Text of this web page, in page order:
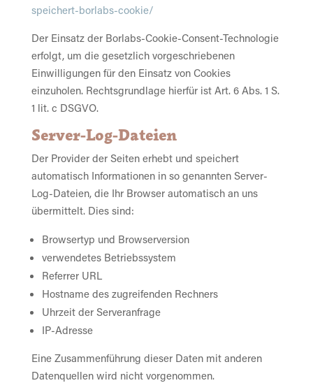
speichert-borlabs-cookie/
Der Einsatz der Borlabs-Cookie-Consent-Technologie
erfolgt, um die gesetzlich vorgeschriebenen
Einwilligungen für den Einsatz von Cookies
einzuholen. Rechtsgrundlage hierfür ist Art. 6 Abs. 1 S.
1 lit. c DSGVO.
Server-Log-Dateien
Der Provider der Seiten erhebt und speichert
automatisch Informationen in so genannten Server-
Log-Dateien, die Ihr Browser automatisch an uns
übermittelt. Dies sind:
Browsertyp und Browserversion
verwendetes Betriebssystem
Referrer URL
Hostname des zugreifenden Rechners
Uhrzeit der Serveranfrage
IP-Adresse
Eine Zusammenführung dieser Daten mit anderen
Datenquellen wird nicht vorgenommen.